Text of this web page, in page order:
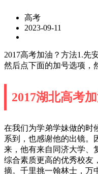
高考
2023-09-11
2017高考加油？方法1.先
然后点下面的加号选项，
2017湖北高考
在我们为学弟学妹做的时
系到，也感谢他的出镜。
来，他有来自同济大学、
综合素质更高的优秀校友
摘。千里挑一翰林士，万